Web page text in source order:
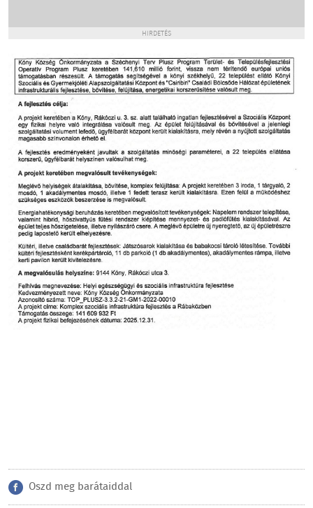
HIRDETÉS
Oszd meg barátaiddal